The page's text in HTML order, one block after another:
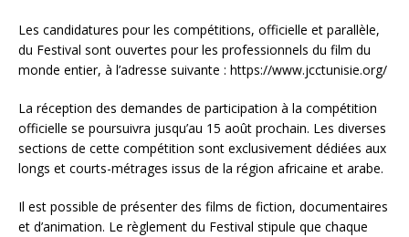
Les candidatures pour les compétitions, officielle et parallèle,
du Festival sont ouvertes pour les professionnels du film du
monde entier, à l’adresse suivante : https://www.jcctunisie.org/
La réception des demandes de participation à la compétition
officielle se poursuivra jusqu’au 15 août prochain. Les diverses
sections de cette compétition sont exclusivement dédiées aux
longs et courts-métrages issus de la région africaine et arabe.
Il est possible de présenter des films de fiction, documentaires
et d’animation. Le règlement du Festival stipule que chaque